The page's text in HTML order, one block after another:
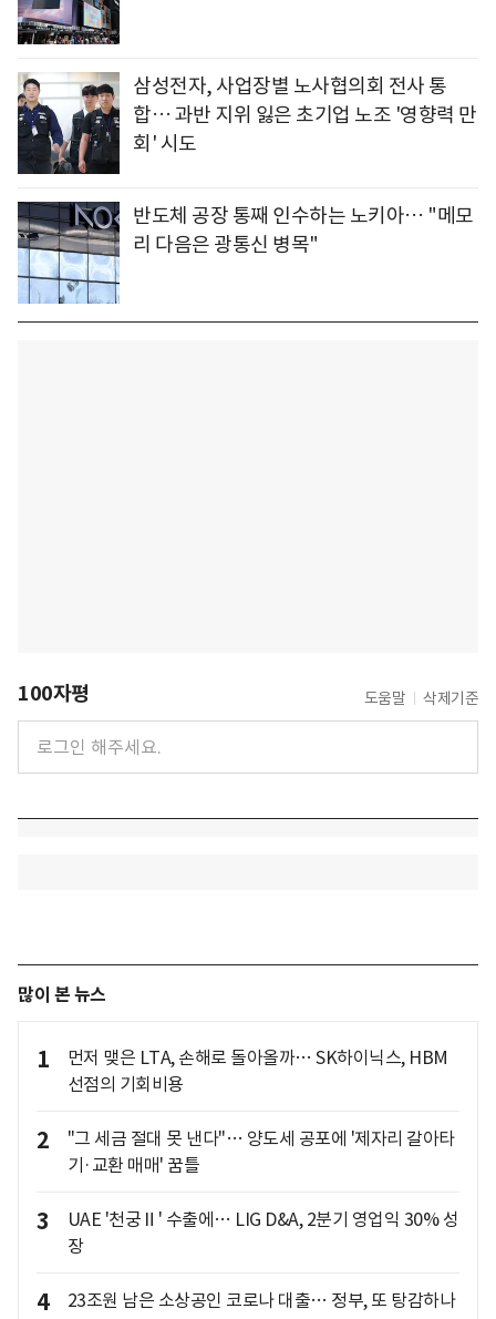
삼성전자, 사업장별 노사협의회 전사 통
합… 과반 지위 잃은 초기업 노조 '영향력 만
회' 시도
반도체 공장 통째 인수하는 노키아… "메모
리 다음은 광통신 병목"
100자평 도움말 삭제기준
많이 본 뉴스
1
먼저 맺은 LTA, 손해로 돌아올까… SK하이닉스, HBM
선점의 기회비용
2
"그 세금 절대 못 낸다"… 양도세 공포에 '제자리 갈아타
기·교환 매매' 꿈틀
3
UAE '천궁Ⅱ' 수출에… LIG D&A, 2분기 영업익 30% 성
장
4 23조원 남은 소상공인 코로나 대출… 정부, 또 탕감하나